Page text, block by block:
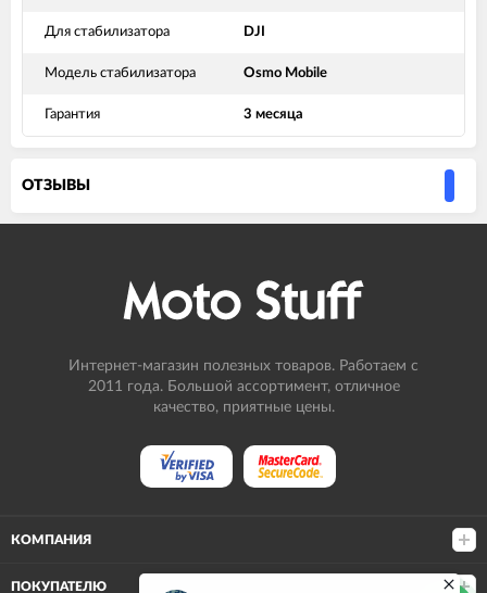
Для стабилизатора DJI
Модель стабилизатора Osmo Mobile
Гарантия 3 месяца
ОТЗЫВЫ
Интернет-магазин полезных товаров. Работаем с
2011 года. Большой ассортимент, отличное
качество, приятные цены.
КОМПАНИЯ
ПОКУПАТЕЛЮ